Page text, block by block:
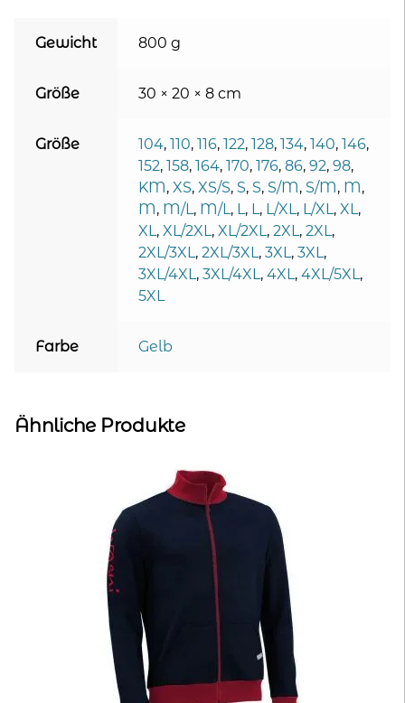
Gewicht 800 g
Größe 30 × 20 × 8 cm
Größe 104, 110, 116, 122, 128, 134, 140, 146,
152, 158, 164, 170, 176, 86, 92, 98,
KM, XS, XS/S, S, S, S/M, S/M, M,
M, M/L, M/L, L, L, L/XL, L/XL, XL,
XL, XL/2XL, XL/2XL, 2XL, 2XL,
2XL/3XL, 2XL/3XL, 3XL, 3XL,
3XL/4XL, 3XL/4XL, 4XL, 4XL/5XL,
5XL
Farbe Gelb
Ähnliche Produkte